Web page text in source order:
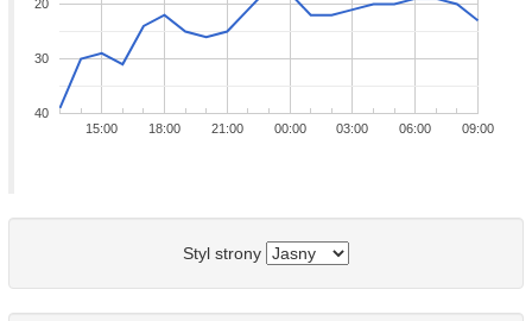
15:00 18:00 21:00 00:00 03:00 06:00 09:00
20
30
40
Styl strony